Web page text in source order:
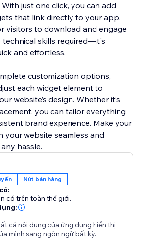
just one click, you can add
that link directly to your app,
visitors to download and engage
technical skills required—it's
and effortless.
customization options,
each widget element to
website’s design. Whether it’s
you can tailor everything
brand experience. Make your
your website seamless and
hassle.
Nút bán hàng
có trên toàn thế giới.
cả nội dung của ứng dụng hiển thị
mình sang ngôn ngữ bất kỳ.